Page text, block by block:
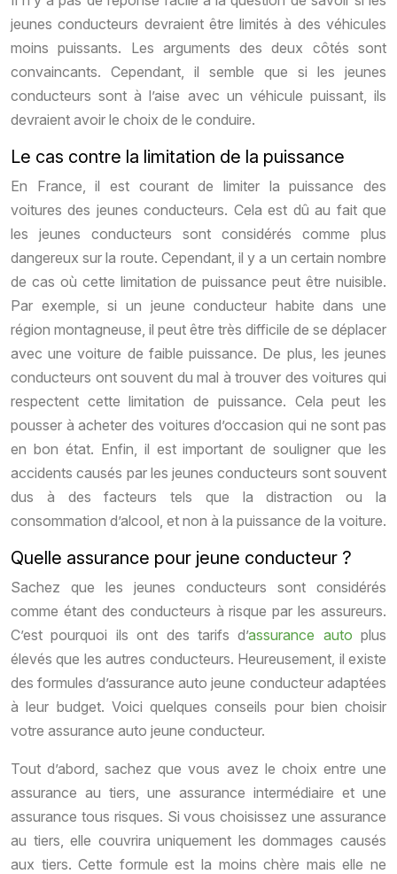
jeunes conducteurs devraient être limités à des véhicules
moins puissants. Les arguments des deux côtés sont
convaincants. Cependant, il semble que si les jeunes
conducteurs sont à l’aise avec un véhicule puissant, ils
devraient avoir le choix de le conduire.
Le cas contre la limitation de la puissance
En France, il est courant de limiter la puissance des
voitures des jeunes conducteurs. Cela est dû au fait que
les jeunes conducteurs sont considérés comme plus
dangereux sur la route. Cependant, il y a un certain nombre
de cas où cette limitation de puissance peut être nuisible.
Par exemple, si un jeune conducteur habite dans une
région montagneuse, il peut être très difficile de se déplacer
avec une voiture de faible puissance. De plus, les jeunes
conducteurs ont souvent du mal à trouver des voitures qui
respectent cette limitation de puissance. Cela peut les
pousser à acheter des voitures d’occasion qui ne sont pas
en bon état. Enfin, il est important de souligner que les
accidents causés par les jeunes conducteurs sont souvent
dus à des facteurs tels que la distraction ou la
consommation d’alcool, et non à la puissance de la voiture.
Quelle assurance pour jeune conducteur ?
Sachez que les jeunes conducteurs sont considérés
comme étant des conducteurs à risque par les assureurs.
C’est pourquoi ils ont des tarifs d’assurance auto plus
élevés que les autres conducteurs. Heureusement, il existe
des formules d’assurance auto jeune conducteur adaptées
à leur budget. Voici quelques conseils pour bien choisir
votre assurance auto jeune conducteur.
Tout d’abord, sachez que vous avez le choix entre une
assurance au tiers, une assurance intermédiaire et une
assurance tous risques. Si vous choisissez une assurance
au tiers, elle couvrira uniquement les dommages causés
aux tiers. Cette formule est la moins chère mais elle ne